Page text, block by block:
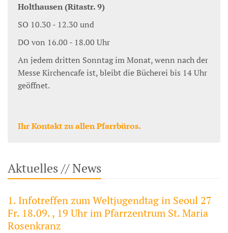
Holthausen (Ritastr. 9)
SO 10.30 - 12.30 und
DO von 16.00 - 18.00 Uhr
An jedem dritten Sonntag im Monat, wenn nach der
Messe Kirchencafe ist, bleibt die Bücherei bis 14 Uhr
geöffnet.
Ihr Kontakt zu allen Pfarrbüros.
Aktuelles // News
1. Infotreffen zum Weltjugendtag in Seoul 27
Fr. 18.09. , 19 Uhr im Pfarrzentrum St. Maria
Rosenkranz